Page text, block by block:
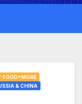
FOOD+MORE
& CHINA